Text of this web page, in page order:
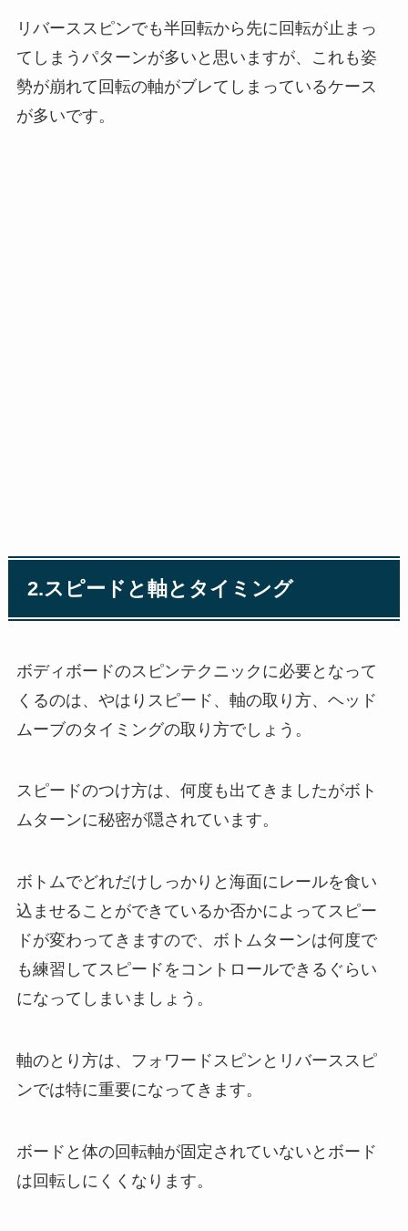
リバーススピンでも半回転から先に回転が止まっ
てしまうパターンが多いと思いますが、これも姿
勢が崩れて回転の軸がブレてしまっているケース
が多いです。
2.スピードと軸とタイミング
ボディボードのスピンテクニックに必要となって
くるのは、やはりスピード、軸の取り方、ヘッド
ムーブのタイミングの取り方でしょう。
スピードのつけ方は、何度も出てきましたがボト
ムターンに秘密が隠されています。
ボトムでどれだけしっかりと海面にレールを食い
込ませることができているか否かによってスピー
ドが変わってきますので、ボトムターンは何度で
も練習してスピードをコントロールできるぐらい
になってしまいましょう。
軸のとり方は、フォワードスピンとリバーススピ
ンでは特に重要になってきます。
ボードと体の回転軸が固定されていないとボード
は回転しにくくなります。